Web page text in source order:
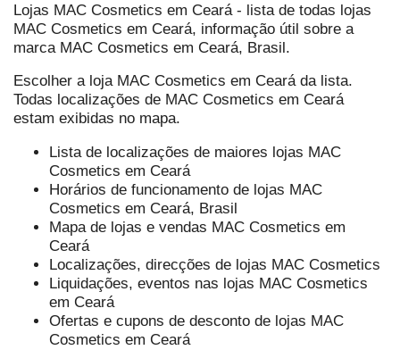
Lojas MAC Cosmetics em Ceará - lista de todas lojas
MAC Cosmetics em Ceará, informação útil sobre a
marca MAC Cosmetics em Ceará, Brasil.
Escolher a loja MAC Cosmetics em Ceará da lista.
Todas localizações de MAC Cosmetics em Ceará
estam exibidas no mapa.
Lista de localizações de maiores lojas MAC
Cosmetics em Ceará
Horários de funcionamento de lojas MAC
Cosmetics em Ceará, Brasil
Mapa de lojas e vendas MAC Cosmetics em
Ceará
Localizações, direcções de lojas MAC Cosmetics
Liquidações, eventos nas lojas MAC Cosmetics
em Ceará
Ofertas e cupons de desconto de lojas MAC
Cosmetics em Ceará